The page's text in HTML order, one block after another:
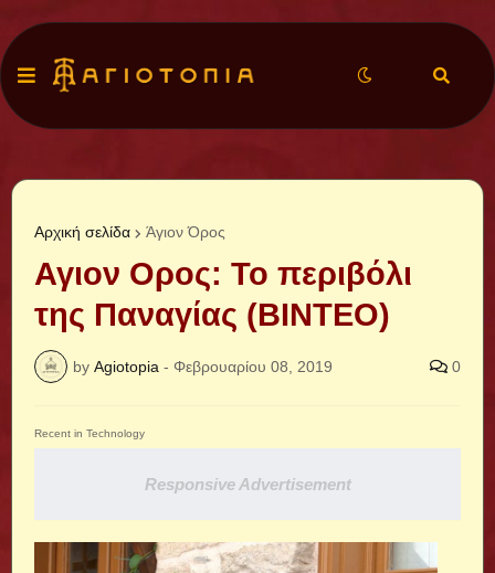
Αρχική σελίδα Άγιον Όρος
Αγιον Ορος: Το περιβόλι
της Παναγίας (ΒΙΝΤΕΟ)
by Agiotopia - Φεβρουαρίου 08, 2019 0
Recent in Technology
Responsive Advertisement